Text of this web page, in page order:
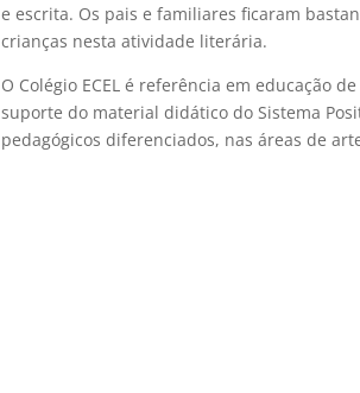
e escrita. Os pais e familiares ficaram
crianças nesta atividade literária.
O Colégio ECEL é referência em educação
suporte do material didático do Sistema
pedagógicos diferenciados, nas áreas de